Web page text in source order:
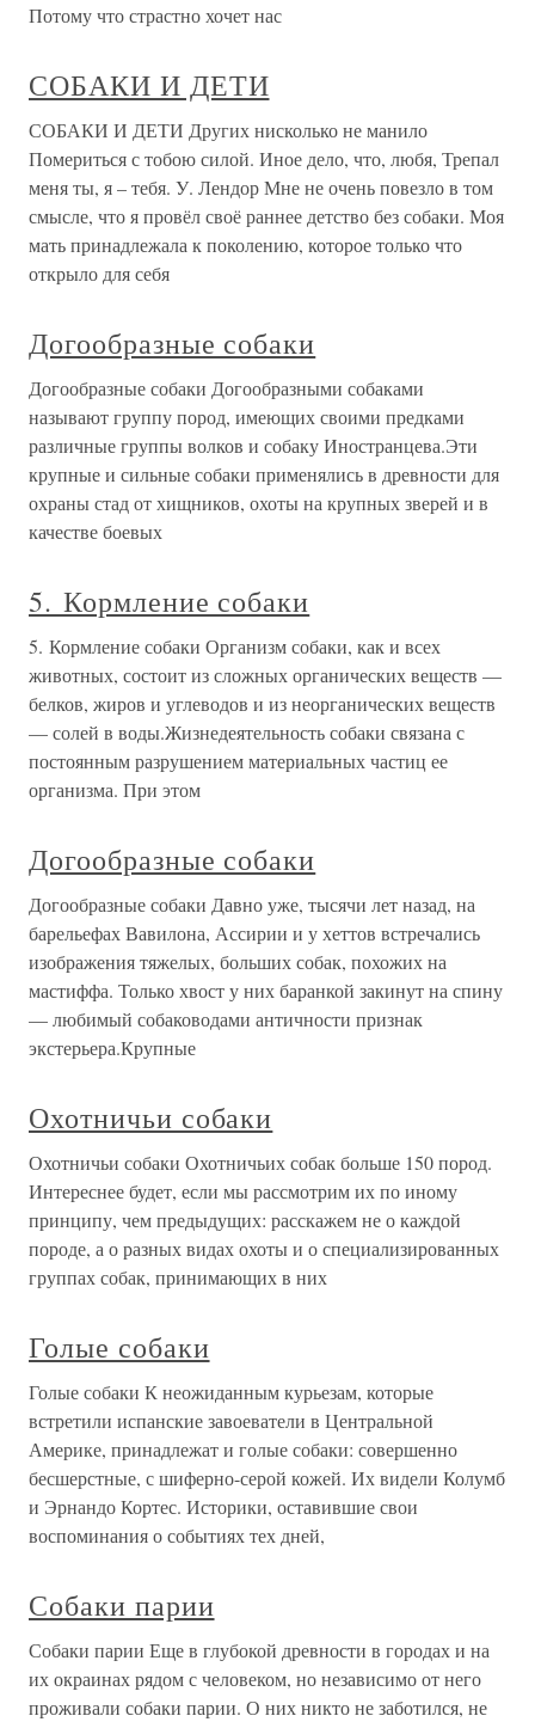
Потому что страстно хочет нас
СОБАКИ И ДЕТИ
СОБАКИ И ДЕТИ Других нисколько не манило
Помериться с тобою силой. Иное дело, что, любя, Трепал
меня ты, я – тебя. У. Лендор Мне не очень повезло в том
смысле, что я провёл своё раннее детство без собаки. Моя
мать принадлежала к поколению, которое только что
открыло для себя
Догообразные собаки
Догообразные собаки Догообразными собаками
называют группу пород, имеющих своими предками
различные группы волков и собаку Иностранцева.Эти
крупные и сильные собаки применялись в древности для
охраны стад от хищников, охоты на крупных зверей и в
качестве боевых
5. Кормление собаки
5. Кормление собаки Организм собаки, как и всех
животных, состоит из сложных органических веществ —
белков, жиров и углеводов и из неорганических веществ
— солей в воды.Жизнедеятельность собаки связана с
постоянным разрушением материальных частиц ее
организма. При этом
Догообразные собаки
Догообразные собаки Давно уже, тысячи лет назад, на
барельефах Вавилона, Ассирии и у хеттов встречались
изображения тяжелых, больших собак, похожих на
мастиффа. Только хвост у них баранкой закинут на спину
— любимый собаководами античности признак
экстерьера.Крупные
Охотничьи собаки
Охотничьи собаки Охотничьих собак больше 150 пород.
Интереснее будет, если мы рассмотрим их по иному
принципу, чем предыдущих: расскажем не о каждой
породе, а о разных видах охоты и о специализированных
группах собак, принимающих в них
Голые собаки
Голые собаки К неожиданным курьезам, которые
встретили испанские завоеватели в Центральной
Америке, принадлежат и голые собаки: совершенно
бесшерстные, с шиферно-серой кожей. Их видели Колумб
и Эрнандо Кортес. Историки, оставившие свои
воспоминания о событиях тех дней,
Собаки парии
Собаки парии Еще в глубокой древности в городах и на
их окраинах рядом с человеком, но независимо от него
проживали собаки парии. О них никто не заботился, не